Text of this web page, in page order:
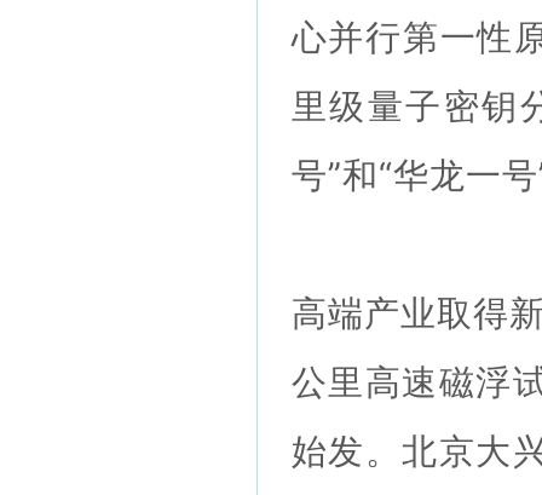
心并行第一性
里级量子密钥
号”和“华龙一
高端产业取得
公里高速磁浮
始发。北京大